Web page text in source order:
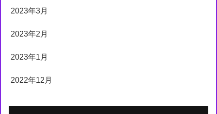
2023年3月
2023年2月
2023年1月
2022年12月